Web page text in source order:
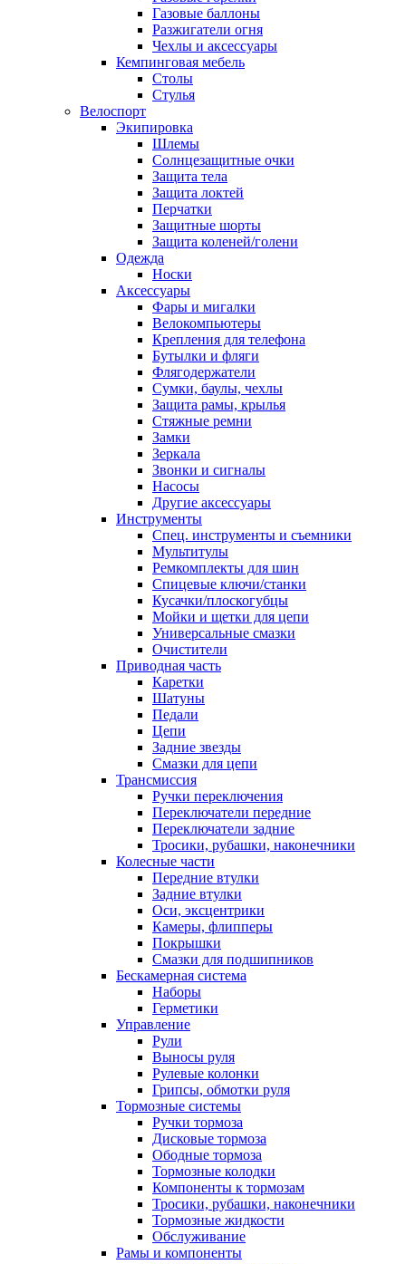
Газовые баллоны
Разжигатели огня
Чехлы и аксессуары
Кемпинговая мебель
Столы
Стулья
Велоспорт
Экипировка
Шлемы
Солнцезащитные очки
Защита тела
Защита локтей
Перчатки
Защитные шорты
Защита коленей/голени
Одежда
Носки
Аксессуары
Фары и мигалки
Велокомпьютеры
Крепления для телефона
Бутылки и фляги
Флягодержатели
Сумки, баулы, чехлы
Защита рамы, крылья
Стяжные ремни
Замки
Зеркала
Звонки и сигналы
Насосы
Другие аксессуары
Инструменты
Спец. инструменты и съемники
Мультитулы
Ремкомплекты для шин
Спицевые ключи/станки
Кусачки/плоскогубцы
Мойки и щетки для цепи
Универсальные смазки
Очистители
Приводная часть
Каретки
Шатуны
Педали
Цепи
Задние звезды
Смазки для цепи
Трансмиссия
Ручки переключения
Переключатели передние
Переключатели задние
Тросики, рубашки, наконечники
Колесные части
Передние втулки
Задние втулки
Оси, эксцентрики
Камеры, флипперы
Покрышки
Смазки для подшипников
Бескамерная система
Наборы
Герметики
Управление
Рули
Выносы руля
Рулевые колонки
Грипсы, обмотки руля
Тормозные системы
Ручки тормоза
Дисковые тормоза
Ободные тормоза
Тормозные колодки
Компоненты к тормозам
Тросики, рубашки, наконечники
Тормозные жидкости
Обслуживание
Рамы и компоненты